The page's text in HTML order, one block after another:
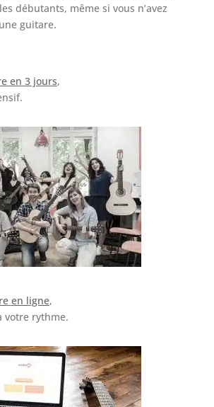
débutants, même si vous n’avez
guitare.
en 3 jours,
en ligne,
votre rythme.